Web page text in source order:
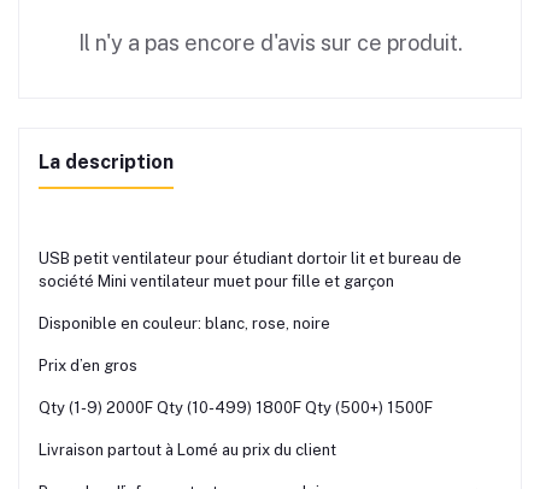
Il n'y a pas encore d'avis sur ce produit.
La description
USB petit ventilateur pour étudiant dortoir lit et bureau de
société Mini ventilateur muet pour fille et garçon
Disponible en couleur: blanc, rose, noire
Prix d’en gros
Qty (1-9) 2000F Qty (10-499) 1800F Qty (500+) 1500F
Livraison partout à Lomé au prix du client